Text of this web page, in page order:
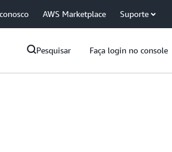
AWS Marketplace Suporte
Pesquisar Faça login no console